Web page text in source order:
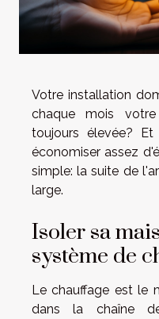
Votre installation
chaque mois
toujours élevée?
économiser assez
simple: la suite de
large.
Isoler sa
système de
Le chauffage est le
dans la chaîne